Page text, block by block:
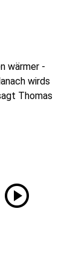
wärmer -
wirds
Thomas
play_circle